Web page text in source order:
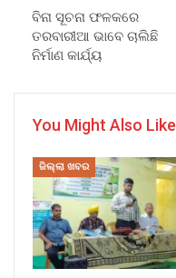
ବିନା ସୂଚନା ଫଳକରେ
ତରବାରୀଆ ଭାବେ ଚାଲିଛି
ନିର୍ମାଣ କାର୍ଯ୍ୟ
You Might Also Like
ଜିଲ୍ଲା ଖବର